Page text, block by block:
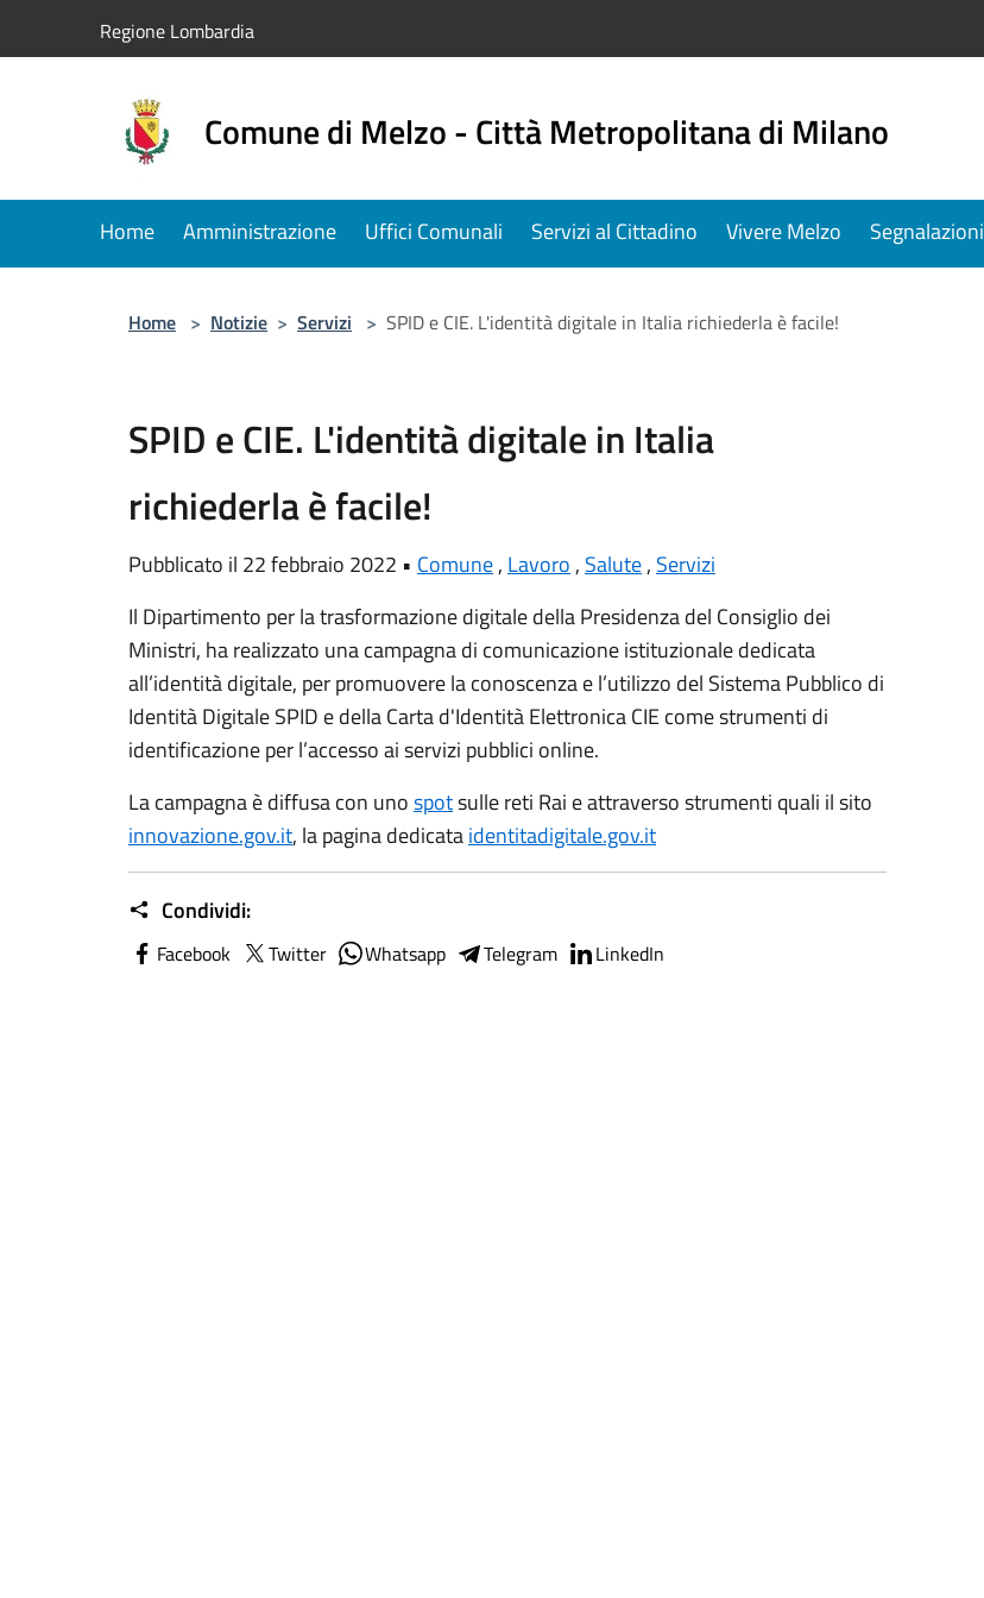
Regione Lombardia
Comune di Melzo - Città Metropolitana di Milano
Home Amministrazione Uffici Comunali Servizi al Cittadino Vivere Melzo Segnalazioni
Home > Notizie > Servizi > SPID e CIE. L'identità digitale in Italia richiederla è facile!
SPID e CIE. L'identità digitale in Italia
richiederla è facile!
Pubblicato il 22 febbraio 2022 • Comune, Lavoro , Salute, Servizi
Il Dipartimento per la trasformazione digitale della Presidenza del Consiglio dei
Ministri, ha realizzato una campagna di comunicazione istituzionale dedicata
all’identità digitale, per promuovere la conoscenza e l’utilizzo del Sistema Pubblico di
Identità Digitale SPID e della Carta d'Identità Elettronica CIE come strumenti di
identificazione per l’accesso ai servizi pubblici online.
La campagna è diffusa con unospotsulle reti Rai e attraverso strumenti quali il sito
innovazione.gov.it, la pagina dedicataidentitadigitale.gov.it
Condividi:
Facebook Twitter Whatsapp Telegram LinkedIn